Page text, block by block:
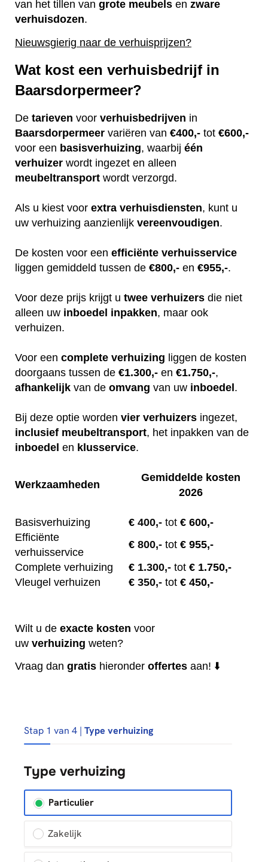
van het tillen van grote meubels en zware
verhuisdozen.
Nieuwsgierig naar de verhuisprijzen?
Wat kost een verhuisbedrijf in
Baarsdorpermeer?
De tarieven voor verhuisbedrijven in
Baarsdorpermeer variëren van €400,- tot €600,-
voor een basisverhuizing, waarbij één
verhuizer wordt ingezet en alleen
meubeltransport wordt verzorgd.
Als u kiest voor extra verhuisdiensten, kunt u
uw verhuizing aanzienlijk vereenvoudigen.
De kosten voor een efficiënte verhuisservice
liggen gemiddeld tussen de €800,- en €955,-.
Voor deze prijs krijgt u twee verhuizers die niet
alleen uw inboedel inpakken, maar ook
verhuizen.
Voor een complete verhuizing liggen de kosten
doorgaans tussen de €1.300,- en €1.750,-,
afhankelijk van de omvang van uw inboedel .
Bij deze optie worden vier verhuizers ingezet,
inclusief meubeltransport, het inpakken van de
inboedel en klusservice.
Werkzaamheden
Gemiddelde kosten
2026
Basisverhuizing € 400,- tot € 600,-
Efficiënte
verhuisservice
€ 800,- tot € 955,-
Complete verhuizing
€ 1.300,- tot € 1.750,-
Vleugel verhuizen
€ 350,- tot € 450,-
Wilt u de exacte kosten voor
uw verhuizing weten?
Vraag dan gratis hieronder offertes aan! ⬇️